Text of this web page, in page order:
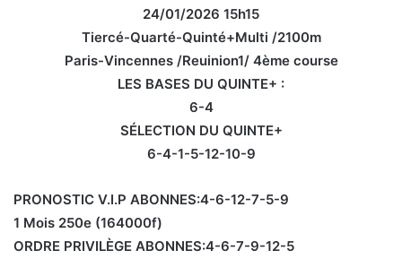
24/01/2026 15h15
Tiercé-Quarté-Quinté+Multi /2100m
Paris-Vincennes /Reuinion1/ 4ème course
LES BASES DU QUINTE+ :
6-4
SÉLECTION DU QUINTE+
6-4-1-5-12-10-9
PRONOSTIC V.I.P ABONNES:4-6-12-7-5-9
1 Mois 250e (164000f)
ORDRE PRIVILÈGE ABONNES:4-6-7-9-12-5